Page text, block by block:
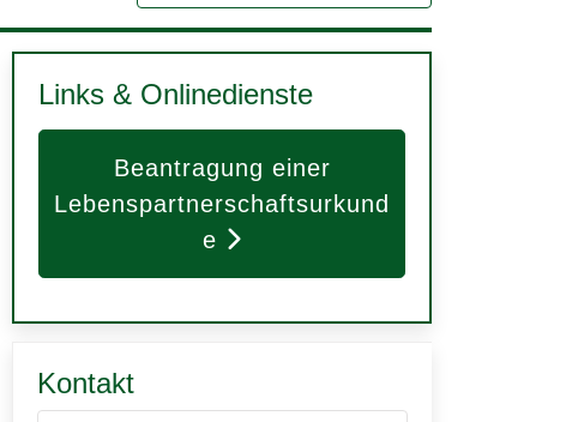
Links & Onlinedienste
Beantragung einer
Lebenspartnerschaftsurkund
e
Kontakt